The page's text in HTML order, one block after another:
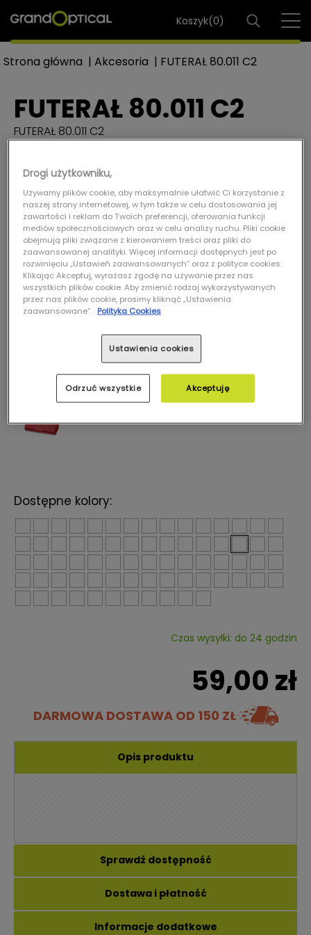
Koszyk(0)
Strona główna | Akcesoria | FUTERAŁ 80.011 C2
FUTERAŁ 80.011 C2
FUTERAŁ 80.011 C2
Dostępne kolory:
Czas wysyłki: do 24 godzin
59,00 zł
DARMOWA DOSTAWA OD 150 ZŁ
Opis produktu
Sprawdź dostępność
Dostawa i płatność
Informacje dodatkowe
Drogi użytkowniku,
Używamy plików cookie, aby maksymalnie ułatwić Ci korzystanie z
naszej strony internetowej, w tym także w celu dostosowania jej
zawartości i reklam do Twoich preferencji, oferowania funkcji
mediów społecznościowych oraz w celu analizy ruchu. Pliki cookie
obejmują pliki związane z kierowaniem treści oraz pliki do
zaawansowanej analityki. Więcej informacji dostępnych jest po
rozwinięciu „Ustawień zaawansowanych” oraz z polityce cookies.
Klikając Akceptuj, wyrażasz zgodę na używanie przez nas
wszystkich plików cookie. Aby zmienić rodzaj wykorzystywanych
przez nas plików cookie, prosimy kliknąć „Ustawienia
zaawansowane”. Polityka Cookies
Ustawienia cookies
Odrzuć wszystkie Akceptuję